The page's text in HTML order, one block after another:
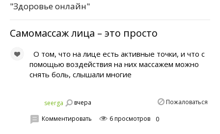
"Здоровье онлайн"
Самомассаж лица – это просто
О том, что на лице есть активные точки, и что с
помощью воздействия на них массажем можно
снять боль, слышали многие
seerga вчера Пожаловаться
Комментировать 6 просмотров 0